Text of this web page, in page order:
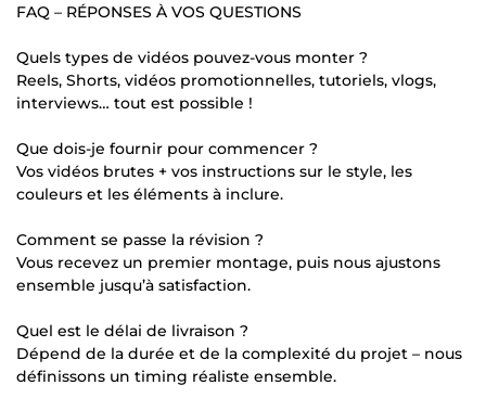
FAQ – RÉPONSES À VOS QUESTIONS
Quels types de vidéos pouvez-vous monter ?
Reels, Shorts, vidéos promotionnelles, tutoriels, vlogs,
interviews… tout est possible !
Que dois-je fournir pour commencer ?
Vos vidéos brutes + vos instructions sur le style, les
couleurs et les éléments à inclure.
Comment se passe la révision ?
Vous recevez un premier montage, puis nous ajustons
ensemble jusqu’à satisfaction.
Quel est le délai de livraison ?
Dépend de la durée et de la complexité du projet – nous
définissons un timing réaliste ensemble.